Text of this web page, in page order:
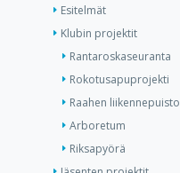
Esitelmät
Klubin projektit
Rantaroskaseuranta
Rokotusapuprojekti
Raahen liikennepuisto
Arboretum
Riksapyörä